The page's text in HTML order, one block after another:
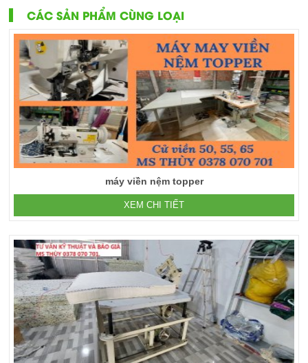
CÁC SẢN PHẨM CÙNG LOẠI
máy viền nệm topper
XEM CHI TIẾT